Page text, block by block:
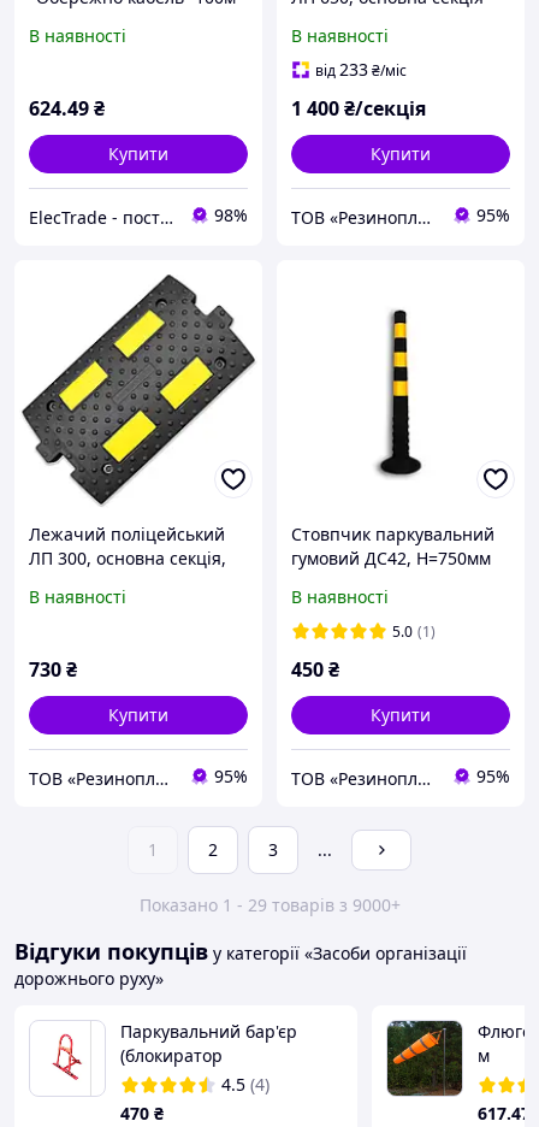
В наявності
624.49₴
Купити
ElecTrade - постачальник електротехнічної продукції 98%
В наявності
від233₴/міс
1 400₴/секція
Купити
ТОВ «Резинопласт». Завод ГТВ. Гумотехнічні вироби, металообробка 95%
Лежачий поліцейський
ЛП 300, основна секція,
В наявності
730₴
Купити
ТОВ «Резинопласт». Завод ГТВ. Гумотехнічні вироби, металообробка 95%
Стовпчик паркувальний
гумовий ДС42, Н=750мм
В наявності
5.0 (1)
450₴
Купити
ТОВ «Резинопласт». Завод ГТВ. Гумотехнічні вироби, металообробка 95%
1 2 3 ...
Показано 1 - 29 товарів з 9000+
Відгуки покупців у категорії «Засоби організації
дорожнього руху»
Паркувальний бар'єр
(блокиратор
паркувального місця)
Червоний
4.5 (4)
470 ₴
Флюгер
м
617.47